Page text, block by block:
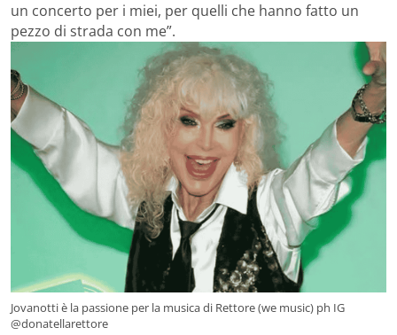
un concerto per i miei, per quelli che hanno fatto un
pezzo di strada con me”.
Jovanotti è la passione per la musica di Rettore (we music) ph IG
@donatellarettore